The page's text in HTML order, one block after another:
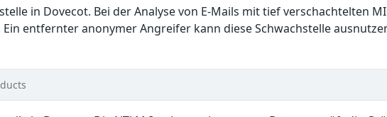
in Dovecot. Bei der Analyse von E-Mails mit tief verschachtelten
entfernter anonymer Angreifer kann diese Schwachstelle